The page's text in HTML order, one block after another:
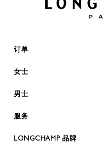
订单
女士
男士
服务
LONGCHAMP 品牌